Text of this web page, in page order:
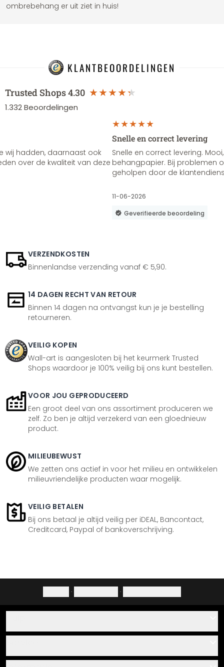
ombrebehang er uit ziet in huis!
KLANTBEOORDELINGEN
Trusted Shops4.30
1.332Beoordelingen
wij hadden, daarnaast ook
over de kwaliteit van deze
Snelle en correct levering
Snelle en correct levering.
behangpapier. Bij problemen
geholpen door de
11-06-2026
Geverifieerde beoordeling
VERZENDKOSTEN
Binnenlandse verzending vanaf € 5,90.
14 DAGEN RECHT VAN RETOUR
Binnen 14 dagen na ontvangst kun je je bestelling
retourneren.
VEILIG KOPEN
Wall-art is aangesloten bij het keurmerk Trusted
Shops waardoor je 100% veilig bij ons kunt bestellen.
VOOR JOU GEPRODUCEERD
Een groot deel van ons assortiment produceren we
zelf. Zo ben je altijd verzekerd van een gloednieuw
product.
MILIEUBEWUST
We zetten ons actief in voor het milieu en ontwikkelen
milieuvriendelijke producten waar mogelijk.
VEILIG BETALEN
Bij ons betaal je altijd veilig per iDEAL, Bancontact,
Creditcard, Paypal of bankoverschrijving.
· ·
Over ons